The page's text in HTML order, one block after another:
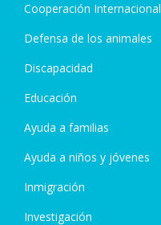
Cooperación Internacional
Defensa de los animales
Discapacidad
Educación
Ayuda a familias
Ayuda a niños y jóvenes
Inmigración
Investigación